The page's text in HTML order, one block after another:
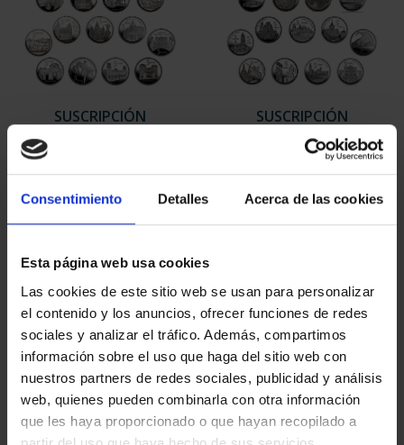
Consentimiento Detalles Acerca de las cookies
Esta página web usa cookies
Las cookies de este sitio web se usan para personalizar
el contenido y los anuncios, ofrecer funciones de redes
sociales y analizar el tráfico. Además, compartimos
información sobre el uso que haga del sitio web con
nuestros partners de redes sociales, publicidad y análisis
web, quienes pueden combinarla con otra información
que les haya proporcionado o que hayan recopilado a
SUSCRIPCIÓN
949,00 €
Sólo para usuarios
registrados
SUSCRIPCIÓN
CAPITALES DE
PROVINCIA 2
949,00 €
Sólo para usuarios
registrados